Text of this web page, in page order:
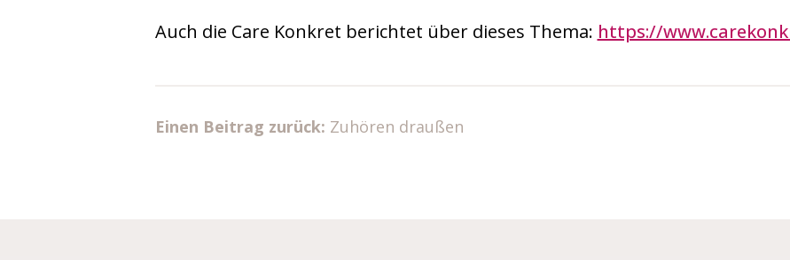
Auch die Care Konkret berichtet über dieses Thema: https://
Einen Beitrag zurück: Zuhören draußen